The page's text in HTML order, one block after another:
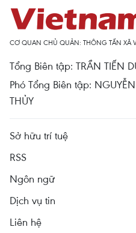
CƠ QUAN CHỦ QUẢN: THÔNG TẤN XÃ
Tổng Biên tập: TRẦN TIẾN
Phó Tổng Biên tập:
THỦY
Sở hữu trí tuệ
RSS
Ngôn ngữ
Dịch vụ tin
Liên hệ